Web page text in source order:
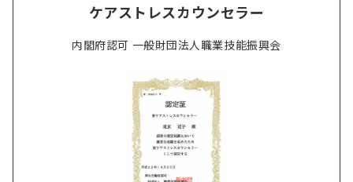
ケアストレスカウンセラー
内閣府認可 一般財団法人職業技能振興会